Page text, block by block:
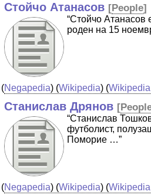
Стойчо Атанасов [People]
“Стойчо Атанасов
роден на 15
(Negapedia) (Wikipedia) (
Станислав Дрянов [
“Станислав
футболист,
Поморие …”
(Negapedia) (Wikipedia) (